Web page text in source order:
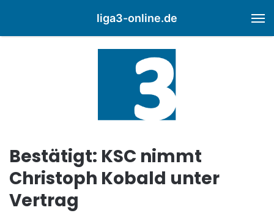
liga3-online.de
Bestätigt: KSC nimmt
Christoph Kobald unter
Vertrag